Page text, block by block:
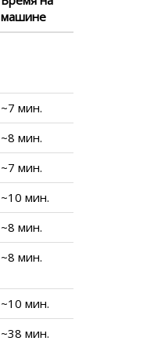
машине
~7 мин.
~8 мин.
~7 мин.
~10 мин.
~8 мин.
~8 мин.
~10 мин.
~38 мин.